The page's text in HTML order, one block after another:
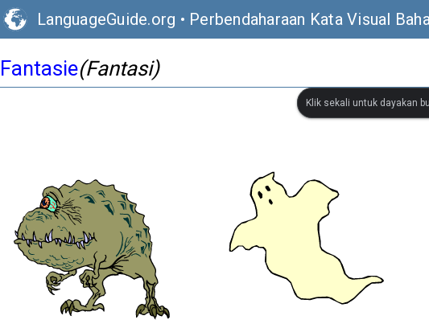
LanguageGuide.org • Perbendaharaan Kata Visual
Fantasie(Fantasi)
Klik sekali untuk dayakan